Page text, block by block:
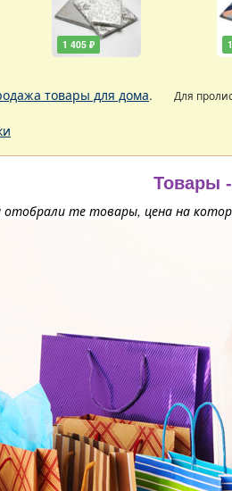
1 405 ₽
товары для дома. Для
Товары
те товары, цена на